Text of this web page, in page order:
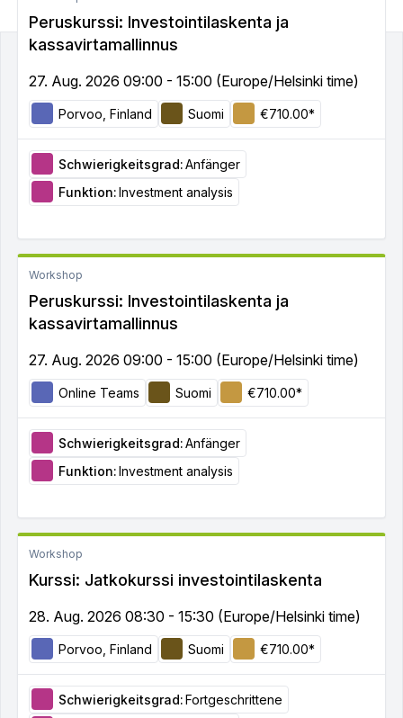
Peruskurssi: Investointilaskenta ja
kassavirtamallinnus
27. Aug. 2026 09:00 - 15:00 (Europe/Helsinki time)
Porvoo, Finland Suomi €710.00*
Schwierigkeitsgrad:Anfänger
Funktion:Investment analysis
Workshop
Peruskurssi: Investointilaskenta ja
kassavirtamallinnus
27. Aug. 2026 09:00 - 15:00 (Europe/Helsinki time)
Online Teams Suomi €710.00*
Schwierigkeitsgrad:Anfänger
Funktion:Investment analysis
Workshop
Kurssi: Jatkokurssi investointilaskenta
28. Aug. 2026 08:30 - 15:30 (Europe/Helsinki time)
Porvoo, Finland Suomi €710.00*
Schwierigkeitsgrad:Fortgeschrittene